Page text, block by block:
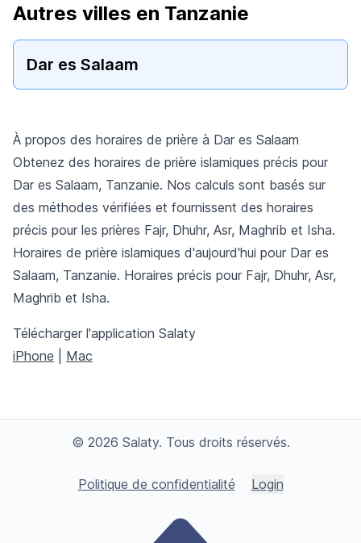
Autres villes en Tanzanie
Dar es Salaam
À propos des horaires de prière à Dar es Salaam
Obtenez des horaires de prière islamiques précis pour
Dar es Salaam, Tanzanie. Nos calculs sont basés sur
des méthodes vérifiées et fournissent des horaires
précis pour les prières Fajr, Dhuhr, Asr, Maghrib et Isha.
Horaires de prière islamiques d'aujourd'hui pour Dar es
Salaam, Tanzanie. Horaires précis pour Fajr, Dhuhr, Asr,
Maghrib et Isha.
Télécharger l'application Salaty
iPhone
Mac
© 2026 Salaty. Tous droits réservés.
Politique de confidentialité Login